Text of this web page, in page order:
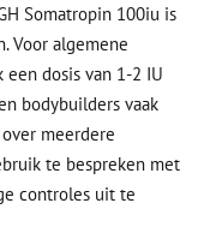
Somatropin 100iu is
Voor algemene
dosis van 1-2 IU
bodybuilders vaak
meerdere
te bespreken met
controles uit te